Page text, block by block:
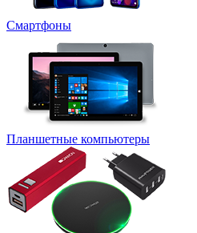
Смартфоны
Планшетные компьютеры